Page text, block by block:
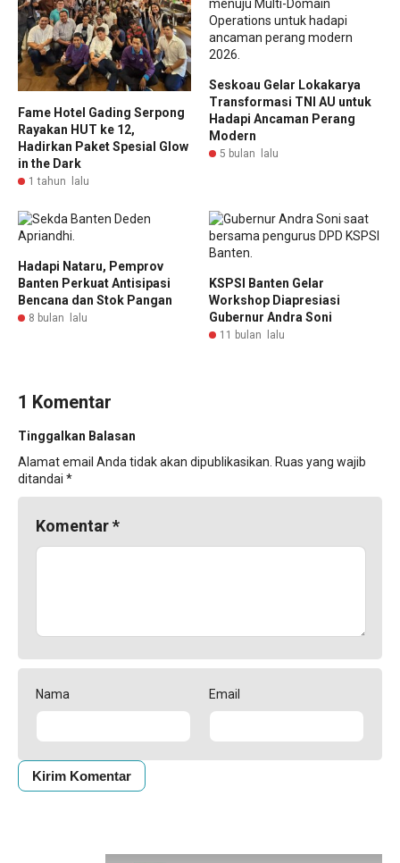
Fame Hotel Gading Serpong
Rayakan HUT ke 12,
Hadirkan Paket Spesial Glow
in the Dark
1 tahun lalu
Seskoau Gelar Lokakarya
Transformasi TNI AU untuk
Hadapi Ancaman Perang
Modern
5 bulan lalu
Hadapi Nataru, Pemprov
Banten Perkuat Antisipasi
Bencana dan Stok Pangan
8 bulan lalu
KSPSI Banten Gelar
Workshop Diapresiasi
Gubernur Andra Soni
11 bulan lalu
1 Komentar
Tinggalkan Balasan
Alamat email Anda tidak akan dipublikasikan. Ruas yang wajib
ditandai *
Komentar*
Nama Email